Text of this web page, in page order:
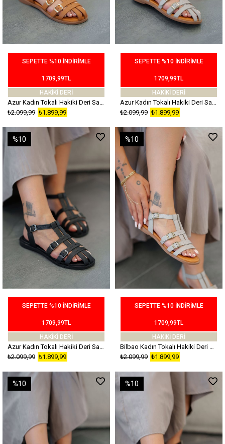
SEPETTE %10 İNDİRİMLE
1709,99TL
HAKİKİ DERİ
Azur Kadın Tokalı Hakiki Deri Sandalet Taba
₺1.899,99
₺2.099,99
SEPETTE %10 İNDİRİMLE
1709,99TL
HAKİKİ DERİ
Azur Kadın Tokalı Hakiki Deri Sandalet Silver
₺1.899,99
₺2.099,99
SEPETTE %10 İNDİRİMLE
1709,99TL
HAKİKİ DERİ
Azur Kadın Tokalı Hakiki Deri Sandalet Siyah
₺1.899,99
₺2.099,99
%10
SEPETTE %10 İNDİRİMLE
1709,99TL
HAKİKİ DERİ
Bilbao Kadın Tokalı Hakiki Deri Sandalet Silver
₺1.899,99
₺2.099,99
%10
%10 %10